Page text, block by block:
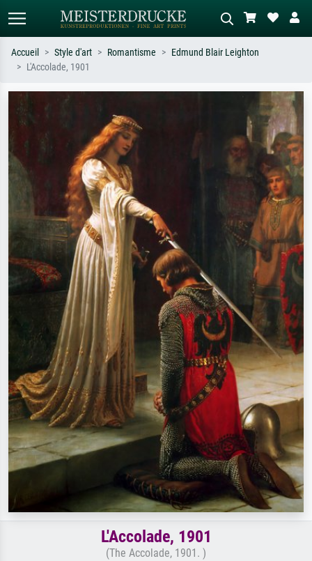
Recherchez par artiste, titre ou style –
ex. Monet, Nuit étoilée,
impressionnisme, vague de Hokusai,
nu.
Décrivez la scène – ex. prairie verte,
abstrait avec beaucoup de rouge,
tableau sombre, nu debout près d'un
arbre.
Accueil Style d'art Romantisme
Edmund Blair Leighton
L'Accolade, 1901
L'Accolade, 1901
(The Accolade, 1901. )